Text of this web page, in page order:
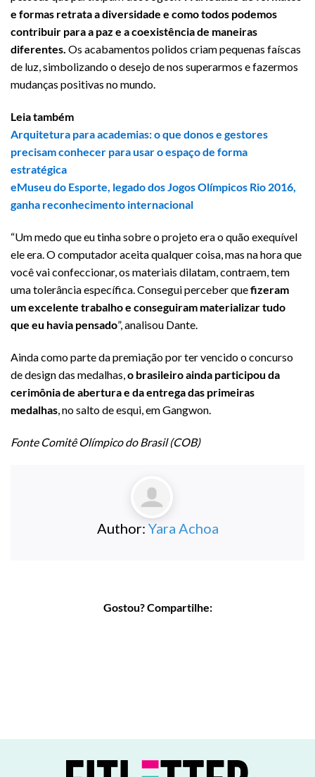
e formas retrata a diversidade e como todos podemos
contribuir para a paz e a coexistência de maneiras
diferentes. Os acabamentos polidos criam pequenas faíscas
de luz, simbolizando o desejo de nos superarmos e fazermos
mudanças positivas no mundo.
Leia também
Arquitetura para academias: o que donos e gestores
precisam conhecer para usar o espaço de forma
estratégica
eMuseu do Esporte, legado dos Jogos Olímpicos Rio 2016,
ganha reconhecimento internacional
“Um medo que eu tinha sobre o projeto era o quão exequível
ele era. O computador aceita qualquer coisa, mas na hora que
você vai confeccionar, os materiais dilatam, contraem, tem
uma tolerância específica. Consegui perceber quefizeram
um excelente trabalho e conseguiram materializar tudo
que eu havia pensado”, analisou Dante.
Ainda como parte da premiação por ter vencido o concurso
de design das medalhas,o brasileiro ainda participou da
cerimônia de abertura e da entrega das primeiras
medalhas, no salto de esqui, em Gangwon.
Fonte Comitê Olímpico do Brasil (COB)
Author: Yara Achoa
Gostou? Compartilhe: